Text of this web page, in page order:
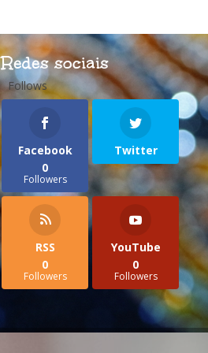
Redes sociais
Follows
Facebook
0
Followers
Twitter
RSS
0
Followers
YouTube
0
Followers